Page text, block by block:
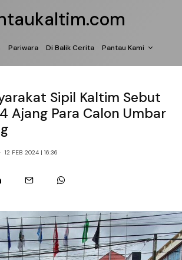
Pariwara Di Balik Cerita Pantau Kami
Sipil Kaltim Sebut
Ajang Para Calon Umbar
· 12 FEB 2024 | 16:36